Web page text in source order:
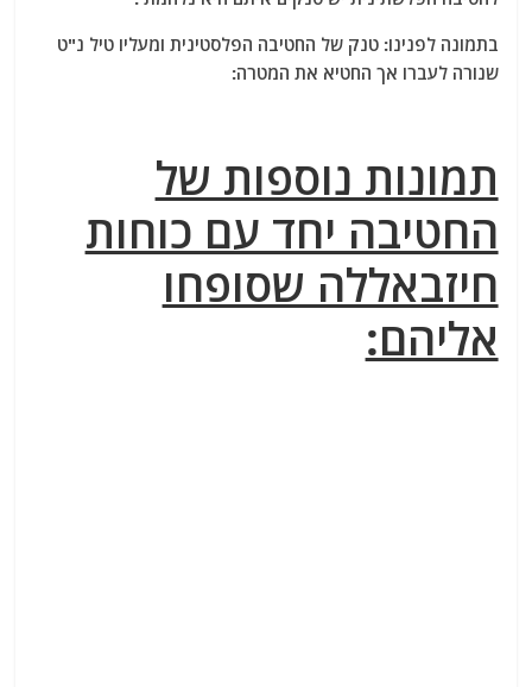
בתמונה לפנינו: טנק של החטיבה הפלסטינית ומעליו טיל נ"ט
שנורה לעברו אך החטיא את המטרה:
תמונות נוספות של
החטיבה יחד עם כוחות
חיזבאללה שסופחו
אליהם: